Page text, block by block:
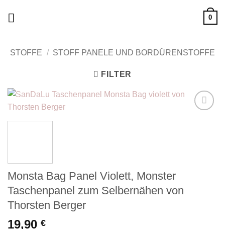
0
STOFFE / STOFF PANELE UND BORDÜRENSTOFFE
FILTER
Monsta Bag Panel Violett, Monster
Taschenpanel zum Selbernähen von
Thorsten Berger
19,90 €